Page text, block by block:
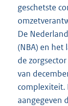
geschetste
De
(NBA) en
de
van
complexiteit.
aangegeven